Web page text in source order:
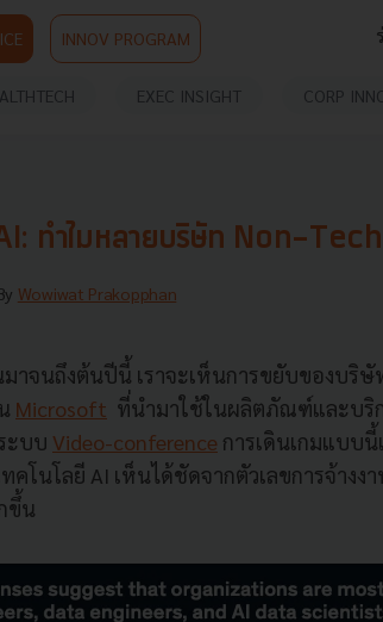
INNOV PROGRAM
EXEC INSIGHT CORP
ทำไมหลายบริษัท Non-
Wowiwat Prakopphan
าจนถึงต้นปีนี้ เราจะเห็นการขยับของบริ
Microsoft ที่นำมาใช้ในผลิตภัณฑ์และบริก
ะบบ Video-conference การเดินเกมแบบ
คโนโลยี AI เห็นได้ชัดจากตัวเลขการจ้าง
ขึ้น